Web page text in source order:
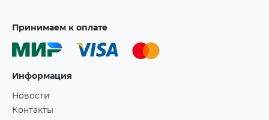
Принимаем к оплате
Информация
Новости
Контакты